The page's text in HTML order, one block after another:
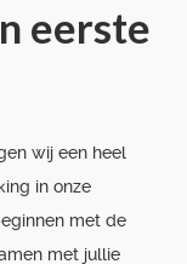
eerste
wij een heel
in onze
met de
met jullie